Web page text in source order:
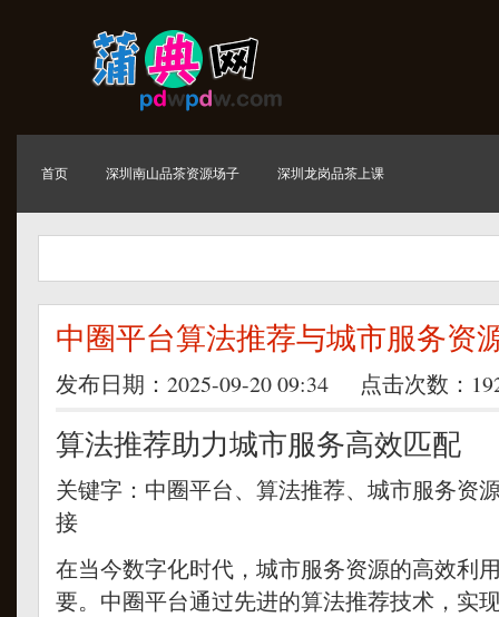
首页 深圳南山品茶资源场子 深圳龙岗品茶上课
中圈平台算法推荐与城市服务资
发布日期：2025-09-20 09:34 点击次数：
算法推荐助力城市服务高效匹配
关键字：中圈平台、算法推荐、城市服务资
接
在当今数字化时代，城市服务资源的高效利
要。中圈平台通过先进的算法推荐技术，实